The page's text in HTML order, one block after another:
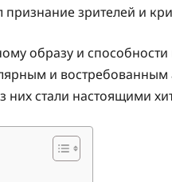
зрителей и
образу и
и
них стали настоящими